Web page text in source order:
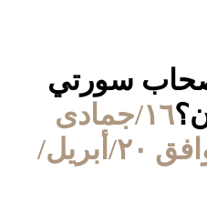
سورتي
١٦/جمادى
الأولى/١٤٣٢ الموافق ٢٠/أبريل/